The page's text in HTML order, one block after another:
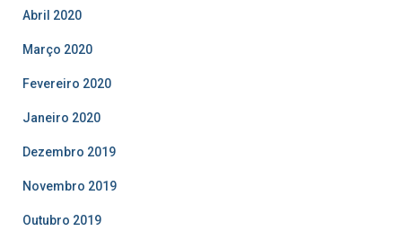
Abril 2020
Março 2020
Fevereiro 2020
Janeiro 2020
Dezembro 2019
Novembro 2019
Outubro 2019